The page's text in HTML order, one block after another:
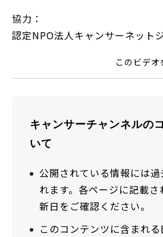
協力：
認定NPO法人キャンサーネット
このビデオ
キャンサーチャンネルの
いて
公開されている情報には
れます。各ページに記載
新日をご確認ください。
このコンテンツに含まれ